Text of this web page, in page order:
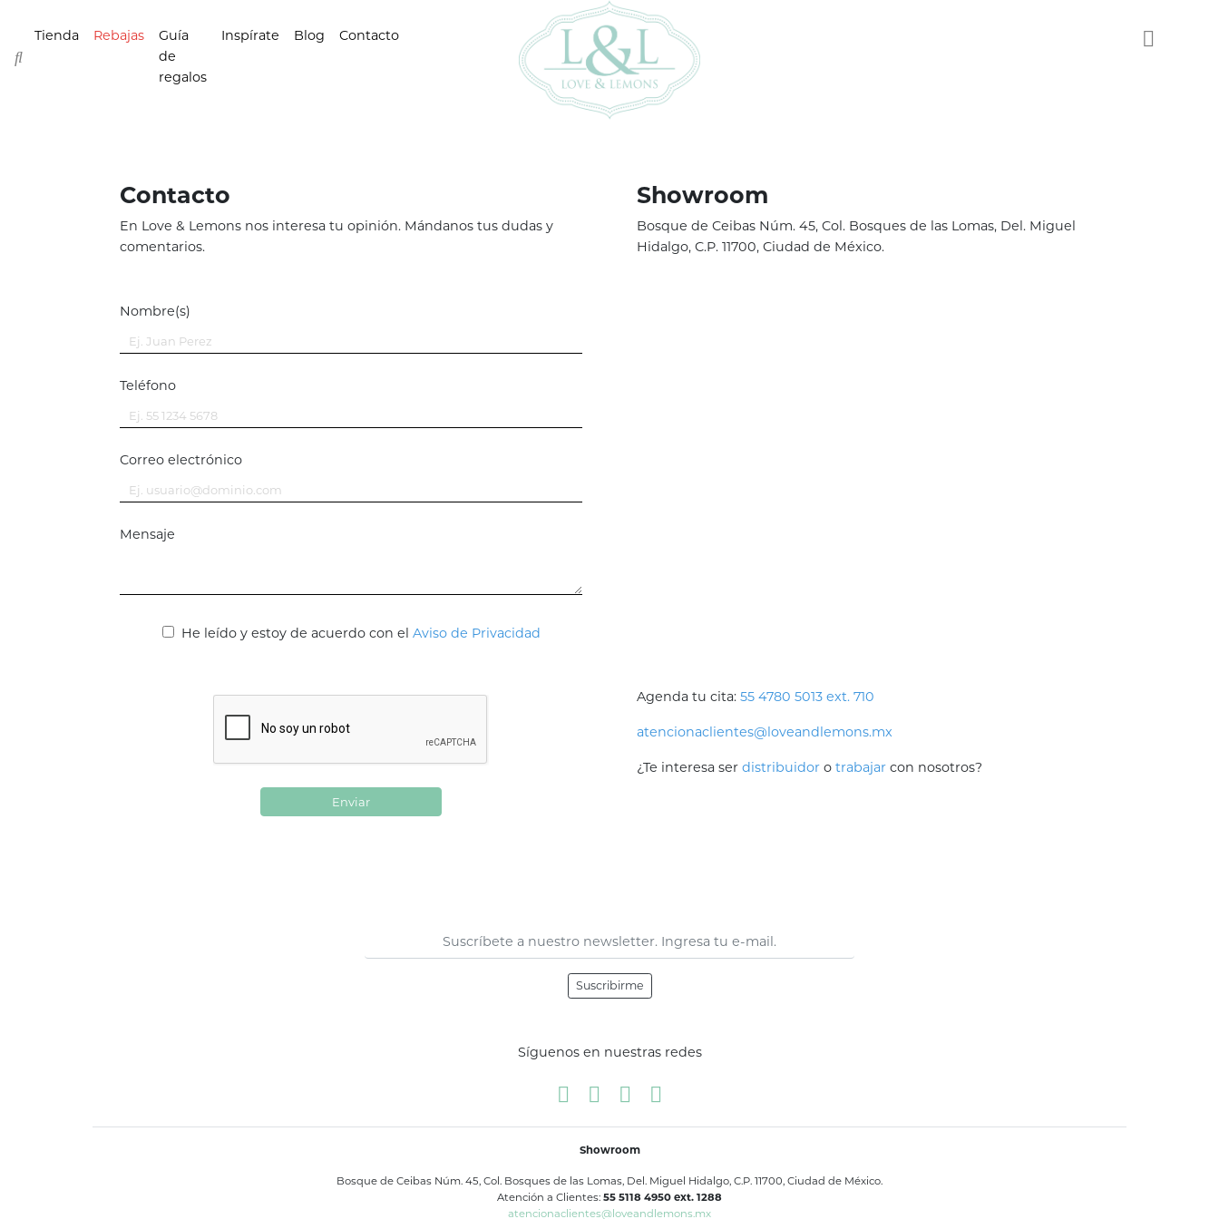
Tienda Rebajas
Guía
de
regalos
Inspírate Blog Contacto
Contacto
En Love & Lemons nos interesa tu opinión. Mándanos tus dudas y
comentarios.
Nombre(s)
Teléfono
Correo electrónico
Mensaje
He leído y estoy de acuerdo con el Aviso de Privacidad
Enviar
Showroom
Bosque de Ceibas Núm. 45, Col. Bosques de las Lomas, Del. Miguel
Hidalgo, C.P. 11700, Ciudad de México.
Agenda tu cita: 55 4780 5013 ext. 710
atencionaclientes@loveandlemons.mx
¿Te interesa ser distribuidor o trabajar con nosotros?
Suscribirme
Síguenos en nuestras redes
Showroom
Bosque de Ceibas Núm. 45, Col. Bosques de las Lomas, Del. Miguel Hidalgo, C.P. 11700, Ciudad de México.
Atención a Clientes: 55 5118 4950 ext. 1288
atencionaclientes@loveandlemons.mx